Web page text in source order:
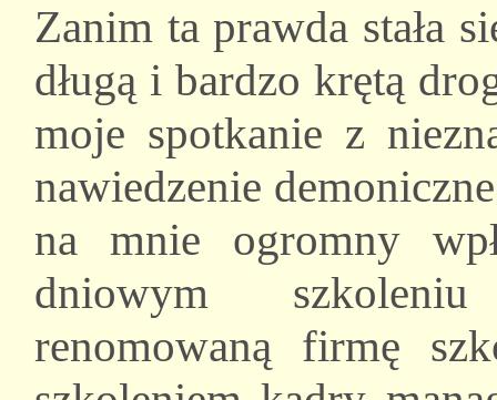
Zanim ta prawda stała
długą i bardzo krętą
moje spotkanie z
nawiedzenie
na mnie ogromny
dniowym
renomowaną firmę